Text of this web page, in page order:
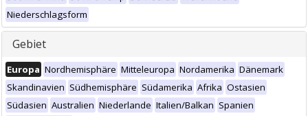
Niederschlagsform
Gebiet
Europa Nordhemisphäre Mitteleuropa Nordamerika Dänemark
Skandinavien Südhemisphäre Südamerika Afrika Ostasien
Südasien Australien Niederlande Italien/Balkan Spanien